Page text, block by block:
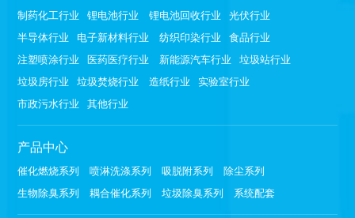
制药化工行业
锂电池行业 锂电池回收行业
光伏行业
半导体行业
电子新材料行业 纺织印染行业
食品行业
注塑喷涂行业
医药医疗行业 新能源汽车行业
垃圾站行业
垃圾房行业
垃圾焚烧行业 造纸行业
实验室行业
市政污水行业
其他行业
产品中心
催化燃烧系列 喷淋洗涤系列 吸脱附系列
除尘系列
生物除臭系列
耦合催化系列 垃圾除臭系列 系统配套